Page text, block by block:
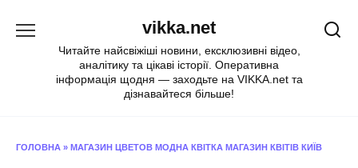
vikka.net
Читайте найсвіжіші новини, ексклюзивні відео,
аналітику та цікаві історії. Оперативна
інформація щодня — заходьте на VIKKA.net та
дізнавайтеся більше!
ГОЛОВНА » МАГАЗИН ЦВЕТОВ МОДНА КВІТКА МАГАЗИН КВІТІВ КИЇВ